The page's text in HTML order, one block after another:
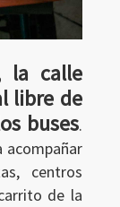
la calle
libre de
buses.
acompañar
centros
de la